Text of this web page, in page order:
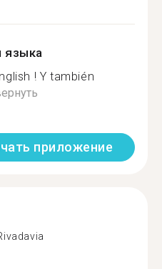
языка
! Y también
приложение